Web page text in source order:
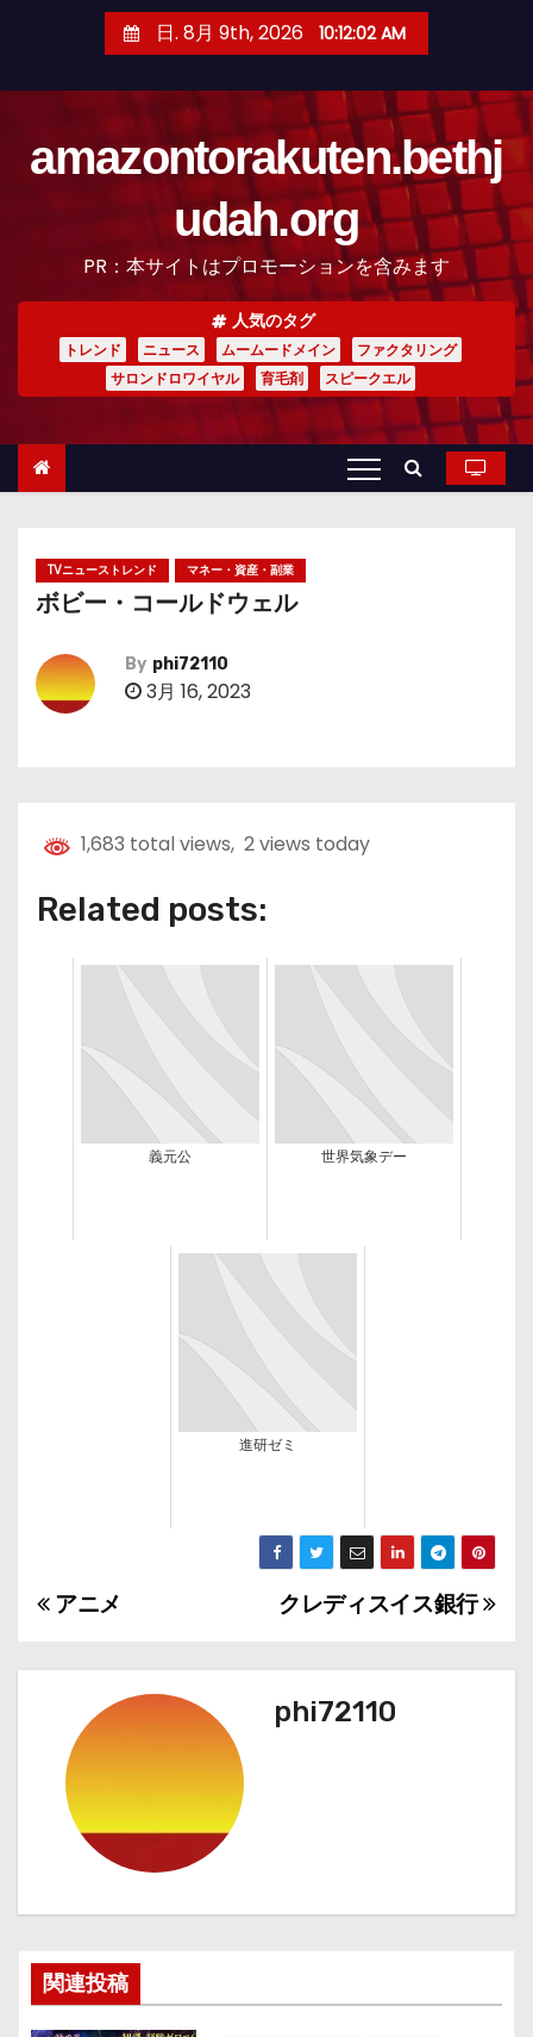
日. 8月 9th, 2026 10:12:04 AM
amazontorakuten.bethj
udah.org
PR：本サイトはプロモーションを含みます
人気のタグ
トレンド ニュース ムームードメイン
ファクタリング
サロンドロワイヤル
育毛剤 スピークエル
TVニューストレンド マネー・資産・副業
ボビー・コールドウェル
By phi72110
3月 16, 2023
1,683 total views, 2 views today
Related posts:
義元公 世界気象デー
進研ゼミ
投
稿
ビ
ゲ
シ
ョ
ン
クレディスイス銀行
アニメ
phi72110
関連投稿